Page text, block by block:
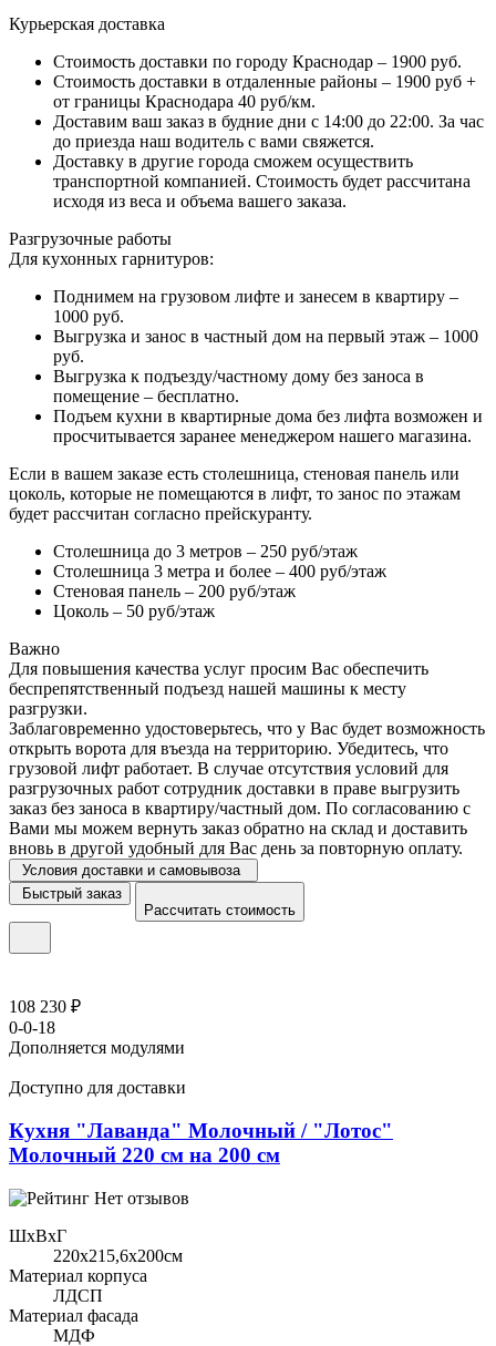
Курьерская доставка
Стоимость доставки по городу Краснодар – 1900 руб.
Стоимость доставки в отдаленные районы – 1900 руб +
от границы Краснодара 40 руб/км.
Доставим ваш заказ в будние дни с 14:00 до 22:00. За час
до приезда наш водитель с вами свяжется.
Доставку в другие города сможем осуществить
транспортной компанией. Стоимость будет рассчитана
исходя из веса и объема вашего заказа.
Разгрузочные работы
Для кухонных гарнитуров:
Поднимем на грузовом лифте и занесем в квартиру –
1000 руб.
Выгрузка и занос в частный дом на первый этаж – 1000
руб.
Выгрузка к подъезду/частному дому без заноса в
помещение – бесплатно.
Подъем кухни в квартирные дома без лифта возможен и
просчитывается заранее менеджером нашего магазина.
Если в вашем заказе есть столешница, стеновая панель или
цоколь, которые не помещаются в лифт, то занос по этажам
будет рассчитан согласно прейскуранту.
Столешница до 3 метров – 250 руб/этаж
Столешница 3 метра и более – 400 руб/этаж
Стеновая панель – 200 руб/этаж
Цоколь – 50 руб/этаж
Важно
Для повышения качества услуг просим Вас обеспечить
беспрепятственный подъезд нашей машины к месту
разгрузки.
Заблаговременно удостоверьтесь, что у Вас будет возможность
открыть ворота для въезда на территорию. Убедитесь, что
грузовой лифт работает. В случае отсутствия условий для
разгрузочных работ сотрудник доставки в праве выгрузить
заказ без заноса в квартиру/частный дом. По согласованию с
Вами мы можем вернуть заказ обратно на склад и доставить
вновь в другой удобный для Вас день за повторную оплату.
Условия доставки и самовывоза
Быстрый заказ
Рассчитать стоимость
108 230 ₽
0-0-18
Дополняется модулями
Доступно для доставки
Кухня "Лаванда" Молочный / "Лотос"
Молочный 220 см на 200 см
Нет отзывов
ШхВхГ
220x215,6х200см
Материал корпуса
ЛДСП
Материал фасада
МДФ